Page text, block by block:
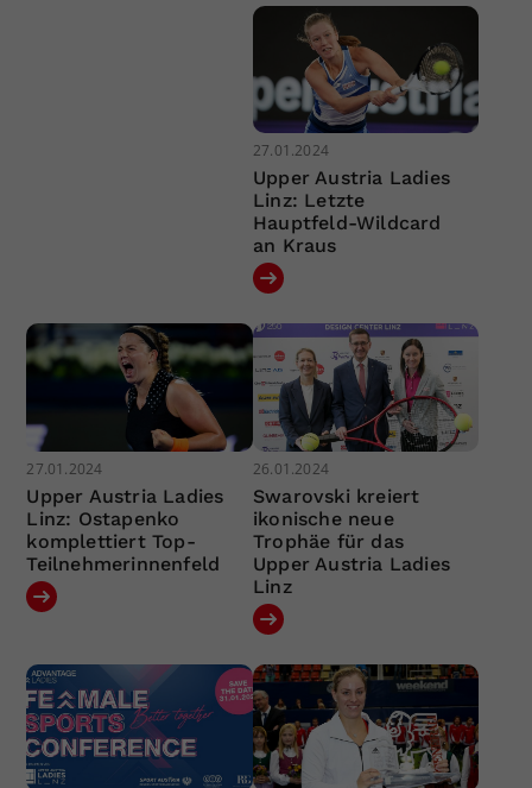
27.01.2024
Upper Austria Ladies
Linz: Letzte
Hauptfeld-Wildcard
an Kraus
27.01.2024
Upper Austria Ladies
Linz: Ostapenko
komplettiert Top-
Teilnehmerinnenfeld
26.01.2024
Swarovski kreiert
ikonische neue
Trophäe für das
Upper Austria Ladies
Linz